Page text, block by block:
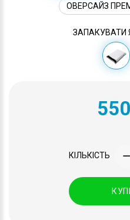
ОВЕРСАЙЗ
ЗАПАКУВАТИ
КІЛЬКІСТЬ